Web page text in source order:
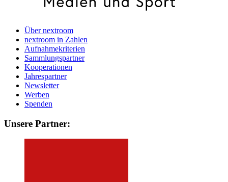
Über nextroom
nextroom in Zahlen
Aufnahmekriterien
Sammlungspartner
Kooperationen
Jahrespartner
Newsletter
Werben
Spenden
Unsere Partner: